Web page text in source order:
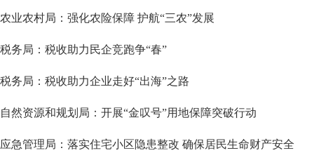
农业农村局：强化农险保障 护航“三农”发展
税务局：税收助力民企竞跑争“春”
税务局：税收助力企业走好“出海”之路
自然资源和规划局：开展“金叹号”用地保障突破行动
应急管理局：落实住宅小区隐患整改 确保居民生命财产安全